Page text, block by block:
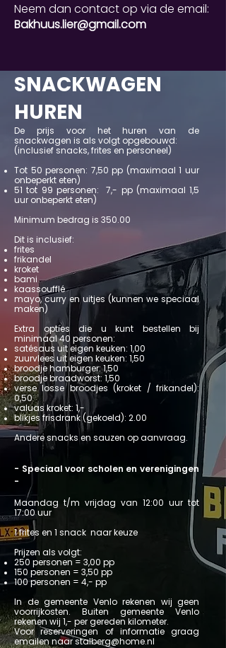
Neem dan contact op via de email:
Bakhuus.lier@gmail.com
SNACKWAGEN
HUREN
De prijs voor het huren van de
snackwagen is als volgt opgebouwd:
(inclusief snacks, frites en personeel)
Tot 50 personen: 7,50 pp (maximaal 1 uur
onbeperkt eten)
51 tot 99 personen: 7,- pp (maximaal 1,5
uur onbeperkt eten)
Minimum bedrag is 350.00
Dit is inclusief:
frites
frikandel
kroket
bami
kaassoufflé
mayo, curry en uitjes (kunnen we speciaal
maken)
Extra opties die u kunt bestellen bij
minimaal 40 personen:
satésaus uit eigen keuken: 1,00
zuurvlees uit eigen keuken: 1,50
broodje hamburger: 1,50
broodje braadworst: 1,50
verse losse broodjes (kroket / frikandel):
0,50
valuas kroket: 1,-
blikjes frisdrank (gekoeld): 2.00
Andere snacks en sauzen op aanvraag.
- Speciaal voor scholen en verenigingen
-
Maandag t/m vrijdag van 12:00 uur tot
17:00 uur​
1 frites en 1 snack naar keuze
Prijzen als volgt:
250 personen = 3,00 pp
150 personen = 3,50 pp
100 personen = 4,- pp
In de gemeente Venlo rekenen wij geen
voorrijkosten. Buiten gemeente Venlo
rekenen wij 1,- per gereden kilometer.
Voor reserveringen of informatie graag
emailen naarstalberg@home.nl